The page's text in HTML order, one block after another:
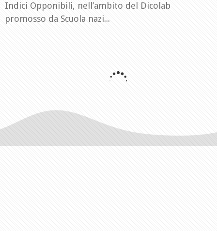
Indici Opponibili, nell’ambito del Dicolab
promosso da Scuola nazi...